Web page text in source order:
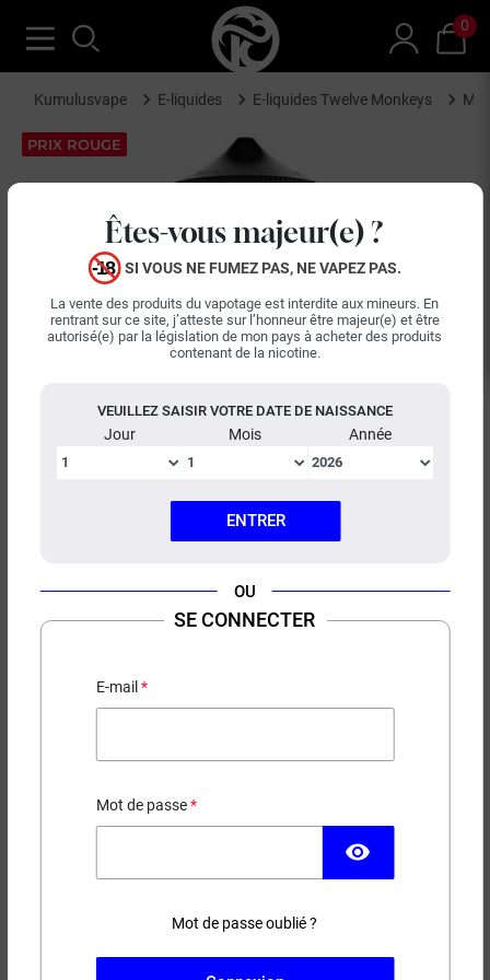
Êtes-vous majeur(e) ?
SI VOUS NE FUMEZ PAS, NE VAPEZ PAS.
La vente des produits du vapotage est interdite aux mineurs. En
rentrant sur ce site, j’atteste sur l’honneur être majeur(e) et être
autorisé(e) par la législation de mon pays à acheter des produits
contenant de la nicotine.
VEUILLEZ SAISIR VOTRE DATE DE NAISSANCE
Jour Mois Année
ENTRER
OU
SE CONNECTER
E-mail
Mot de passe
visibility
Mot de passe oublié ?
0
Kumulusvape E-liquides E-liquides Twelve Monkeys
PRIX ROUGE
MONKEYS 50ML/100ML
PRIX ROUGE
9,90 €
EN STOCK